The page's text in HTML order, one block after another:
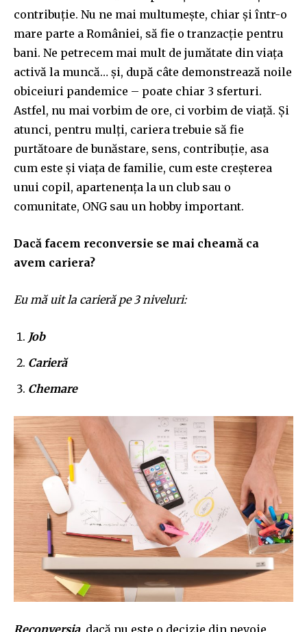
contribuție. Nu ne mai multumește, chiar și într-o
mare parte a României, să fie o tranzacție pentru
bani. Ne petrecem mai mult de jumătate din viața
activă la muncă… și, după câte demonstrează noile
obiceiuri pandemice – poate chiar 3 sferturi.
Astfel, nu mai vorbim de ore, ci vorbim de viață. Și
atunci, pentru mulți, cariera trebuie să fie
purtătoare de bunăstare, sens, contribuție, asa
cum este și viața de familie, cum este creșterea
unui copil, apartenența la un club sau o
comunitate, ONG sau un hobby important.
Dacă facem reconversie se mai cheamă ca
avem cariera?
Eu mă uit la carieră pe 3 niveluri:
Job
Carieră
Chemare
Reconversia, dacă nu este o decizie din nevoie